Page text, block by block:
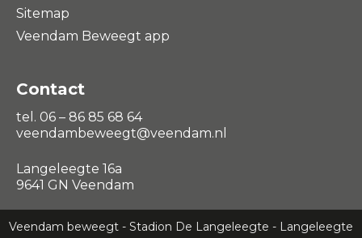
Sitemap
Veendam Beweegt app
Contact
tel. 06 – 86 85 68 64
veendambeweegt@veendam.nl
Langeleegte 16a
9641 GN Veendam
Veendam beweegt - Stadion De Langeleegte - Langeleegte